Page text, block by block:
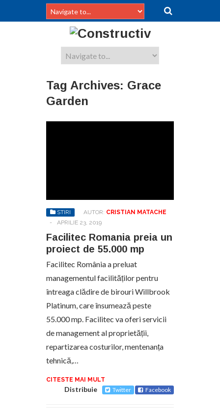
Tag Archives: Grace
Garden
STIRI AUTOR: CRISTIAN MATACHE
-
APRILIE 23, 2019
Facilitec Romania preia un
proiect de 55.000 mp
Facilitec România a preluat
managementul facilităților pentru
întreaga clădire de birouri Willbrook
Platinum, care însumează peste
55.000 mp. Facilitec va oferi servicii
de management al proprietății,
repartizarea costurilor, mentenanța
tehnică,…
CITESTE MAI MULT
Distribuie Twitter Facebook